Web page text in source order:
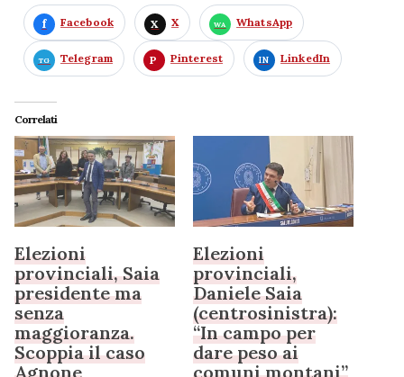
Facebook X WhatsApp
Telegram Pinterest LinkedIn
Correlati
Elezioni
provinciali, Saia
presidente ma
senza
maggioranza.
Scoppia il caso
Agnone
Elezioni
provinciali,
Daniele Saia
(centrosinistra):
“In campo per
dare peso ai
comuni montani”